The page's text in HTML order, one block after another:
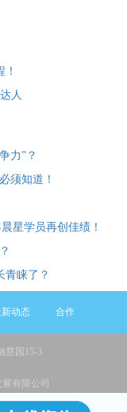
人
力”？
须知道！
星学员再创佳绩！
青睐了？
新动态 合作
慧园15-3
有限公司